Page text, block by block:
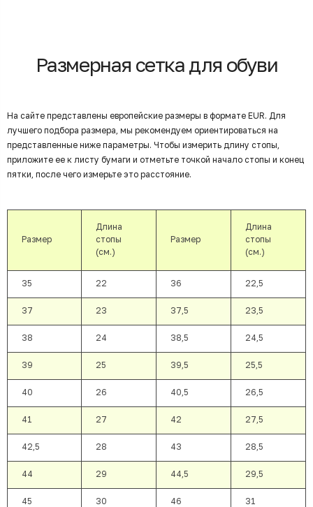
Размерная сетка для обуви
На сайте представлены европейские размеры в формате EUR. Для
лучшего подбора размера, мы рекомендуем ориентироваться на
представленные ниже параметры. Чтобы измерить длину стопы,
приложите ее к листу бумаги и отметьте точкой начало стопы и конец
пятки, после чего измерьте это расстояние.
Размер
Длина
стопы
(см.)
Размер
Длина
стопы
(см.)
35 22 36 22,5
37 23 37,5 23,5
38 24 38,5 24,5
39 25 39,5 25,5
40 26 40,5 26,5
41 27 42 27,5
42,5 28 43 28,5
44 29 44,5 29,5
45 30 46 31